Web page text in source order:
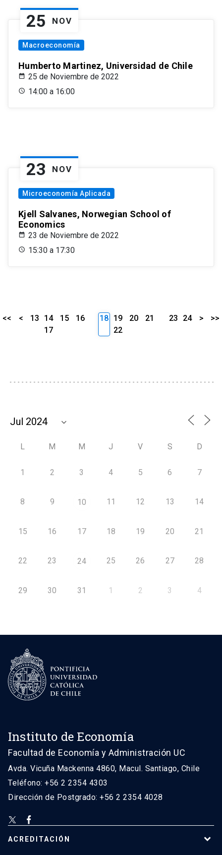
25 NOV
Macroeconomía
Humberto Martinez, Universidad de Chile
25 de Noviembre de 2022
14:00 a 16:00
23 NOV
Microeconomía Aplicada
Kjell Salvanes, Norwegian School of
Economics
23 de Noviembre de 2022
15:30 a 17:30
<< < 13 14 15
16
17
18 19 20
21
22
23 24 > >>
L M M J V S D
1 2 3 4 5 6 7
8 9 10 11 12 13 14
15 16 17 18 19 20 21
22 23 24 25 26 27 28
29 30 31 1 2 3 4
Instituto de Economía
Facultad de Economía y Administración UC
Avda. Vicuña Mackenna 4860, Macul. Santiago, Chile
Teléfono: +56 2 2354 4303
Dirección de Postgrado: +56 2 2354 4028
ACREDITACIÓN